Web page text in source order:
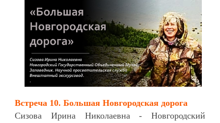
Встреча 10. Большая Новгородская дорога
Сизова Ирина Николаевна - Новгородский